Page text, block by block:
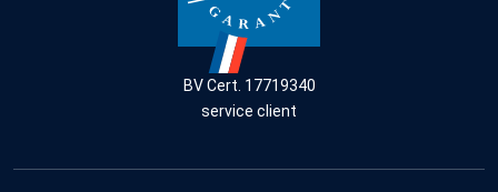
BV Cert. 17719340
service client